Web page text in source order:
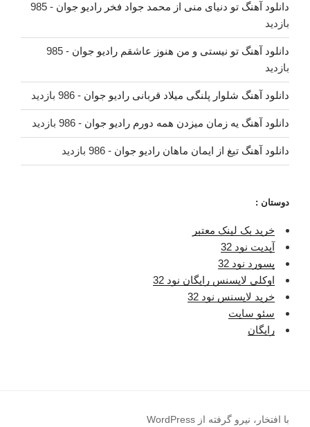
دانلود آهنگ تو دنیای منی از محمد جواد فخر رادیو جوان
- 985
بازدید
دانلود آهنگ تو نیستی و من هنوز عاشقم رادیو جوان
- 985
بازدید
دانلود آهنگ شلوار پلنگی میلاد قربانی رادیو جوان - 986 بازدید
دانلود آهنگ یه زمان میزدن همه دورم رادیو جوان - 986 بازدید
دانلود آهنگ تیغ از ایمان ماهان رادیو جوان - 986 بازدید
دوستان :
خرید بک لینک معتبر
آپدیت نود 32
پسورد نود 32
اوکلی لایسنس رایگان نود 32
خرید لایسنس نود 32
سئو سایت
رایگان
با افتخار، نیرو گرفته از WordPress